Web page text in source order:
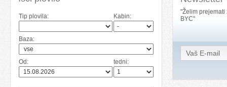
Tip plovila: Kabin:
Baza:
Od: tedni:
"Želim
BYC"